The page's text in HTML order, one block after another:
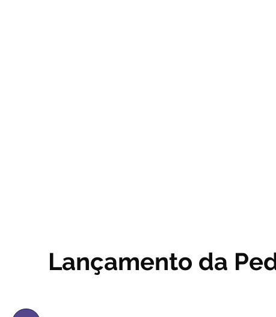
Lançamento da